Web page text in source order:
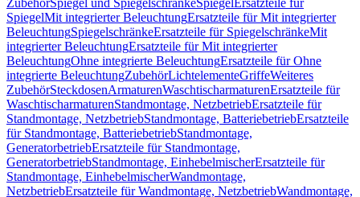
ZubehörSpiegel und SpiegelschränkeSpiegel Ersatzteile für
SpiegelMit integrierter BeleuchtungErsatzteile für Mit integrierter
BeleuchtungSpiegelschränkeErsatzteile für SpiegelschränkeMit
integrierter BeleuchtungErsatzteile für Mit integrierter
BeleuchtungOhne integrierte BeleuchtungErsatzteile für Ohne
integrierte BeleuchtungZubehörLichtelementeGriffeWeiteres
ZubehörSteckdosenArmaturenWaschtischarmaturenErsatzteile für
WaschtischarmaturenStandmontage, NetzbetriebErsatzteile für
Standmontage, NetzbetriebStandmontage, BatteriebetriebErsatzteile
für Standmontage, BatteriebetriebStandmontage,
GeneratorbetriebErsatzteile für Standmontage,
GeneratorbetriebStandmontage, EinhebelmischerErsatzteile für
Standmontage, EinhebelmischerWandmontage,
NetzbetriebErsatzteile für Wandmontage, NetzbetriebWandmontage,